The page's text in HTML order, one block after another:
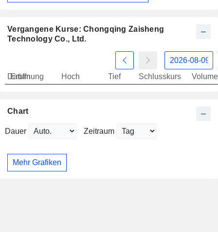
Vergangene Kurse: Chongqing Zaisheng
Technology Co., Ltd.
Datum
Eröffnung Hoch Tief Schlusskurs
Chart
Dauer Zeitraum
Mehr Grafiken